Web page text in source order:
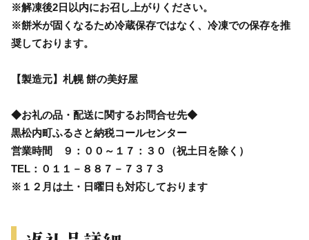
※解凍後2日以内にお召し上がりください。
※餅米が固くなるため冷蔵保存ではなく、冷凍での保存を推
奨しております。
【製造元】札幌 餅の美好屋
◆お礼の品・配送に関するお問合せ先◆
黒松内町ふるさと納税コールセンター
営業時間 ９：００～１７：３０（祝土日を除く）
TEL：０１１－８８７－７３７３
※１２月は土・日曜日も対応しております